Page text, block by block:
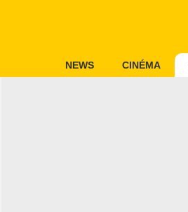
NEWS CINÉMA